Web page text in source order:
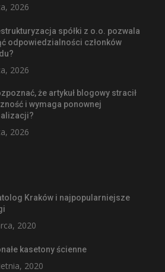
2026
spółki z o.o. pozwala
odpowiedzialności członków
2026
że artykuł blogowy stracił
i wymaga ponownej
2026
Kraków i najpopularniejsze
2020
kasetony ścienne
2020